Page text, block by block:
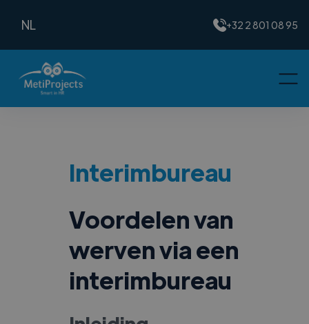
NL +32 2 801 08 95
Interimbureau
Voordelen van
werven via een
interimbureau